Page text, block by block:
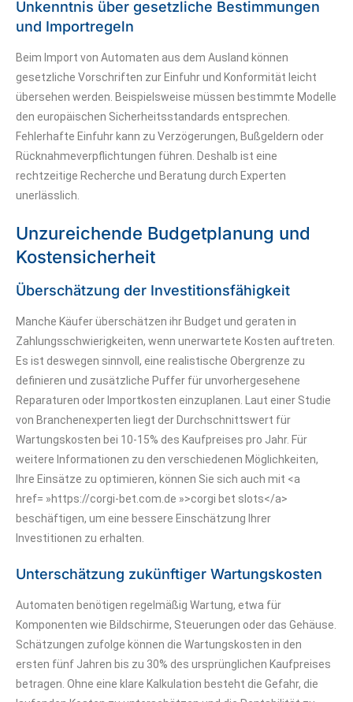
Unkenntnis über gesetzliche Bestimmungen
und Importregeln
Beim Import von Automaten aus dem Ausland können
gesetzliche Vorschriften zur Einfuhr und Konformität leicht
übersehen werden. Beispielsweise müssen bestimmte Modelle
den europäischen Sicherheitsstandards entsprechen.
Fehlerhafte Einfuhr kann zu Verzögerungen, Bußgeldern oder
Rücknahmeverpflichtungen führen. Deshalb ist eine
rechtzeitige Recherche und Beratung durch Experten
unerlässlich.
Unzureichende Budgetplanung und
Kostensicherheit
Überschätzung der Investitionsfähigkeit
Manche Käufer überschätzen ihr Budget und geraten in
Zahlungsschwierigkeiten, wenn unerwartete Kosten auftreten.
Es ist deswegen sinnvoll, eine realistische Obergrenze zu
definieren und zusätzliche Puffer für unvorhergesehene
Reparaturen oder Importkosten einzuplanen. Laut einer Studie
von Branchenexperten liegt der Durchschnittswert für
Wartungskosten bei 10-15% des Kaufpreises pro Jahr. Für
weitere Informationen zu den verschiedenen Möglichkeiten,
Ihre Einsätze zu optimieren, können Sie sich auch mit <a
href= »https://corgi-bet.com.de »>corgi bet slots</a>
beschäftigen, um eine bessere Einschätzung Ihrer
Investitionen zu erhalten.
Unterschätzung zukünftiger Wartungskosten
Automaten benötigen regelmäßig Wartung, etwa für
Komponenten wie Bildschirme, Steuerungen oder das Gehäuse.
Schätzungen zufolge können die Wartungskosten in den
ersten fünf Jahren bis zu 30% des ursprünglichen Kaufpreises
betragen. Ohne eine klare Kalkulation besteht die Gefahr, die